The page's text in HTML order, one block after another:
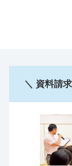
＼ 資料請